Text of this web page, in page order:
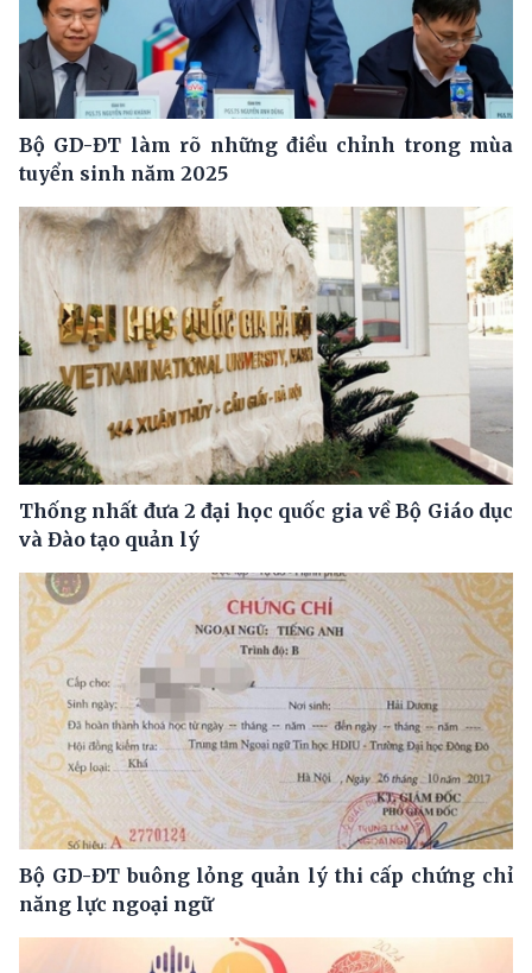
Bộ GD-ĐT làm rõ những điều chỉnh trong mùa
tuyển sinh năm 2025
Thống nhất đưa 2 đại học quốc gia về Bộ Giáo dục
và Đào tạo quản lý
Bộ GD-ĐT buông lỏng quản lý thi cấp chứng chỉ
năng lực ngoại ngữ